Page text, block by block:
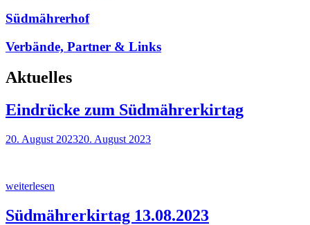
Südmährerhof
Verbände, Partner & Links
Aktuelles
Eindrücke zum Südmährerkirtag
20. August 202320. August 2023
weiterlesen
Südmährerkirtag 13.08.2023